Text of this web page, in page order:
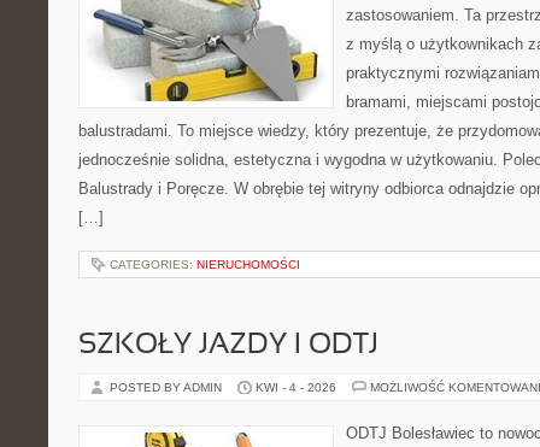
zastosowaniem. Ta
z myślą o użytkownikach
praktycznymi
bramami, miejscami
balustradami. To miejsce wiedzy, który prezentuje, że
jednocześnie solidna, estetyczna i wygodna w użytkowaniu.
Balustrady i Poręcze. W obrębie tej witryny odbiorca odnajdzie
[…]
CATEGORIES: NIERUCHOMOŚCI
SZKOŁY JAZDY I ODTJ
POSTED BY ADMIN KWI - 4 - 2026 MOŻLIWOŚĆ
ODTJ Bolesławiec to